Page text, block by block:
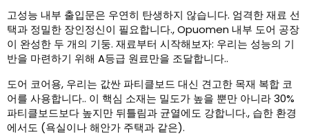
고성능 내부 출입문은 우연히 탄생하지 않습니다. 엄격한 재료 선
택과 정밀한 장인정신이 필요합니다., Opuomen 내부 도어 공장
이 완성한 두 개의 기둥. 재료부터 시작해보자: 우리는 성능의 기
반을 마련하기 위해 A등급 원료만을 조달합니다..
도어 코어용, 우리는 값싼 파티클보드 대신 견고한 목재 복합 코
어를 사용합니다.. 이 핵심 소재는 밀도가 높을 뿐만 아니라 30%
파티클보드보다 높지만 뒤틀림과 균열에도 강합니다., 습한 환경
에서도 (욕실이나 해안가 주택과 같은).